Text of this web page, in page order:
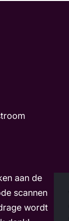
aan de
scannen
wordt